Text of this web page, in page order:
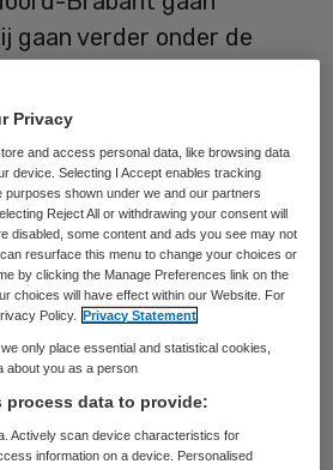
gaan verder onder de
hebben
De La Salle, Koraal Groep
Oost Brabant,Reinier van
,Dichterbij,Novadic-
enTopazede
getekend.
Express Samen. De
Privacy
and access personal data, like browsing data
device. Selecting I Accept enables tracking
purposes shown under we and our partners
Reject All or withdrawing your consent will
disabled, some content and ads you see may not
resurface this menu to change your choices or
by clicking the Manage Preferences link on the
choices will have effect within our Website. For
Policy.
Privacy Statement
only place essential and statistical cookies,
about you as a person
process data to provide:
Actively scan device characteristics for
information on a device. Personalised